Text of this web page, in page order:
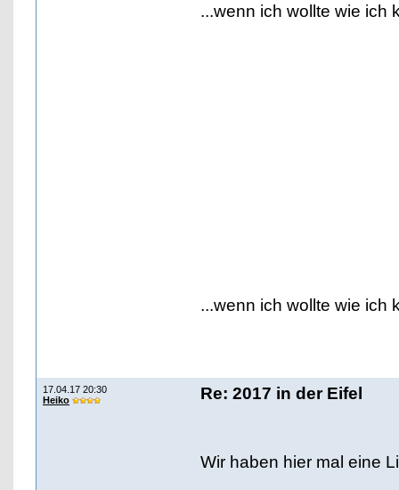
...wenn ich wollte wie ich
...wenn ich wollte wie ich
17.04.17 20:30
Heiko
Re: 2017 in der Eifel
Wir haben hier mal eine